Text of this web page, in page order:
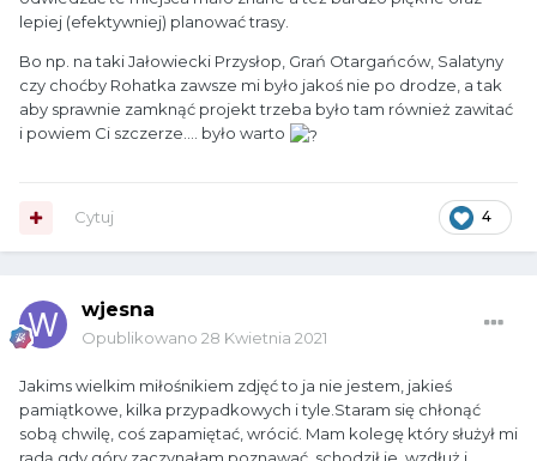
lepiej (efektywniej) planować trasy.
Bo np. na taki Jałowiecki Przysłop, Grań Otargańców, Salatyny
czy choćby Rohatka zawsze mi było jakoś nie po drodze, a tak
aby sprawnie zamknąć projekt trzeba było tam również zawitać
i powiem Ci szczerze.... było warto
4
Cytuj
wjesna
Opublikowano 28 Kwietnia 2021
Jakims wielkim miłośnikiem zdjęć to ja nie jestem, jakieś
pamiątkowe, kilka przypadkowych i tyle.Staram się chłonąć
sobą chwilę, coś zapamiętać, wrócić. Mam kolegę który służył mi